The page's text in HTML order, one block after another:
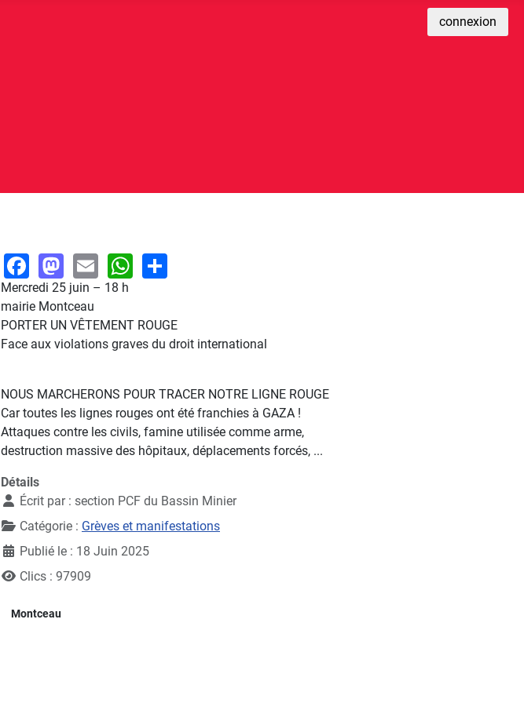
connexion
Facebook
Mastodon
EmailWhatsApp
Mercredi 25 juin – 18 h
mairie Montceau
PORTER UN VÊTEMENT ROUGE
Face aux violations graves du droit international
NOUS MARCHERONS POUR TRACER NOTRE LIGNE ROUGE
Car toutes les lignes rouges ont été franchies à GAZA !
Attaques contre les civils, famine utilisée comme arme,
destruction massive des hôpitaux, déplacements forcés, ...
Détails
Écrit par : section PCF du Bassin Minier
Catégorie : Grèves et manifestations
Publié le : 18 Juin 2025
Clics : 97909
Montceau